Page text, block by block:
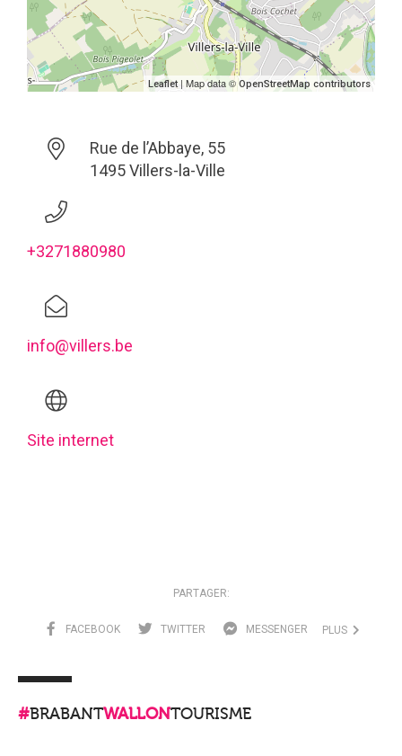
Leaflet | Map data ©OpenStreetMap contributors
Rue de l’Abbaye, 55
1495 Villers-la-Ville
+3271880980
info@villers.be
Site internet
PARTAGER:
FACEBOOK TWITTER MESSENGER PLUS
#BRABANTWALLONTOURISME